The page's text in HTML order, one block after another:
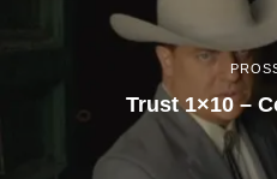
Trust 1×10 –